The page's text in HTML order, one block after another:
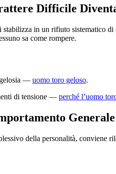
Difficile
in un rifiuto sistematico
sa come rompere.
— uomo toro geloso.
di tensione — perché l’uomo
Generale
della personalità, conviene